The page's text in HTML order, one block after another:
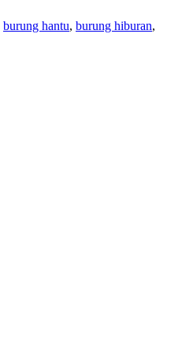
burung hantu, burung hiburan,